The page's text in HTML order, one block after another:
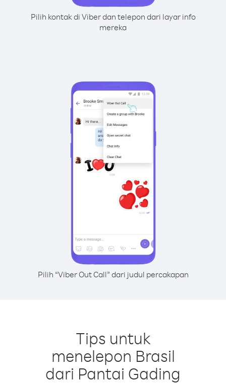
Pilih kontak di Viber dan telepon dari layar info
mereka
Pilih “Viber Out Call” dari judul percakapan
Tips untuk
menelepon Brasil
dari Pantai Gading